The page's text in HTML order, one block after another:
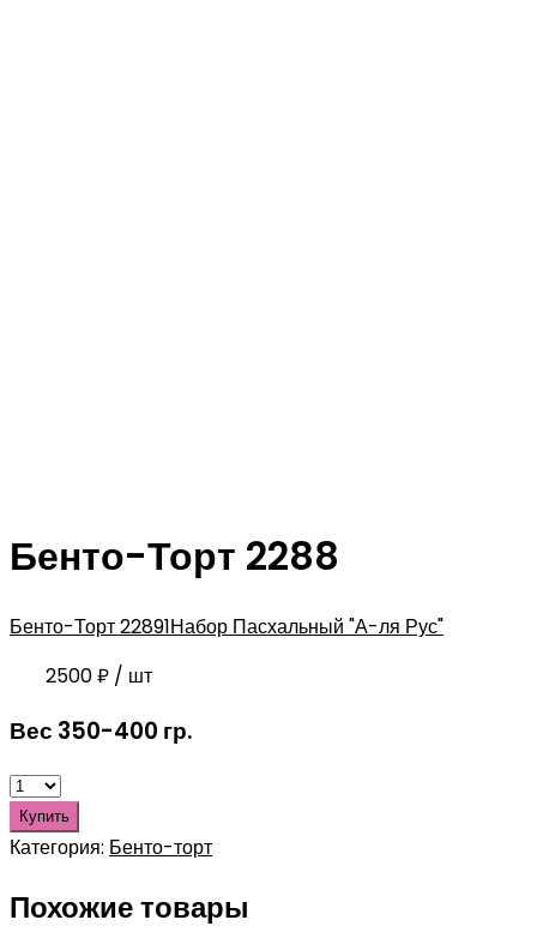
Бенто-Торт 2288
Бенто-Торт 22891Набор Пасхальный "А-ля Рус"
2500₽ / шт
Вес 350-400 гр.
Купить
Категория: Бенто-торт
Похожие товары